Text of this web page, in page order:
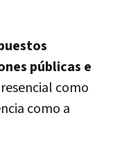
públicas e
como
como a